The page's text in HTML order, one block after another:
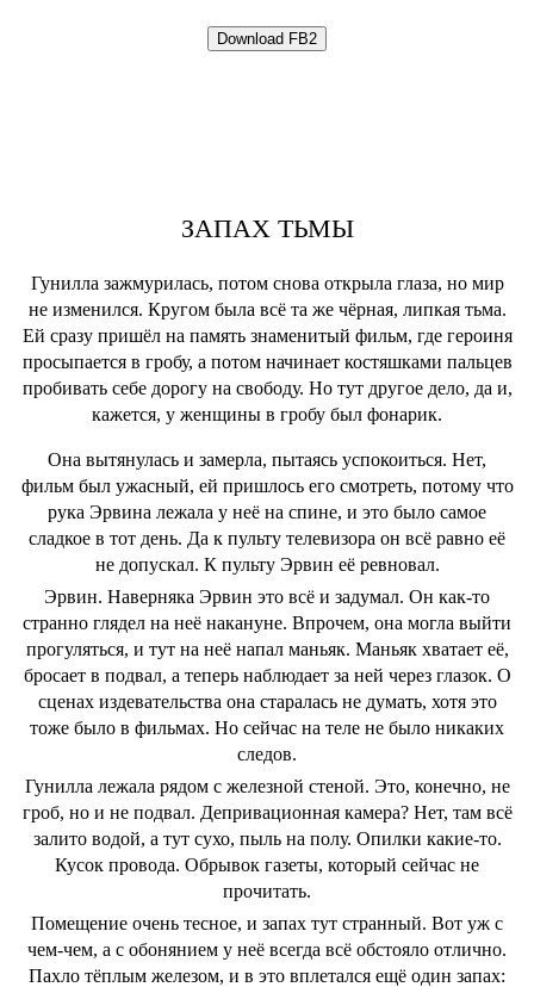
ЗАПАХ ТЬМЫ
Гунилла зажмурилась, потом снова открыла глаза, но мир
не изменился. Кругом была всё та же чёрная, липкая тьма.
Ей сразу пришёл на память знаменитый фильм, где героиня
просыпается в гробу, а потом начинает костяшками пальцев
пробивать себе дорогу на свободу. Но тут другое дело, да и,
кажется, у женщины в гробу был фонарик.
Она вытянулась и замерла, пытаясь успокоиться. Нет,
фильм был ужасный, ей пришлось его смотреть, потому что
рука Эрвина лежала у неё на спине, и это было самое
сладкое в тот день. Да к пульту телевизора он всё равно её
не допускал. К пульту Эрвин её ревновал.
Эрвин. Наверняка Эрвин это всё и задумал. Он как-то
странно глядел на неё накануне. Впрочем, она могла выйти
прогуляться, и тут на неё напал маньяк. Маньяк хватает её,
бросает в подвал, а теперь наблюдает за ней через глазок. О
сценах издевательства она старалась не думать, хотя это
тоже было в фильмах. Но сейчас на теле не было никаких
следов.
Гунилла лежала рядом с железной стеной. Это, конечно, не
гроб, но и не подвал. Депривационная камера? Нет, там всё
залито водой, а тут сухо, пыль на полу. Опилки какие-то.
Кусок провода. Обрывок газеты, который сейчас не
прочитать.
Помещение очень тесное, и запах тут странный. Вот уж с
чем-чем, а с обонянием у неё всегда всё обстояло отлично.
Пахло тёплым железом, и в это вплетался ещё один запах: